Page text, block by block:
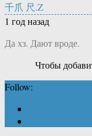
千爪 尺.Z
1 год назад
Да хз. Дают вроде.
Чтобы
Follow: